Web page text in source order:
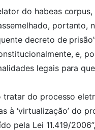
do habeas
portanto,
decreto de
e,
legais para que
do processo
à ‘virtualização’ do
pela Lei 11.419/